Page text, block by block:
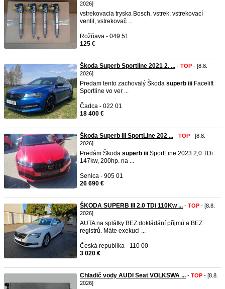
2026]
vstrekovacia tryska Bosch, vstrek, vstrekovací
ventil, vstrekovač ...
Rožňava - 049 51
125 €
Škoda Superb Sportline 2021 2. ... - TOP - [8.8.
2026]
Predam tento zachovalý Škoda superb iii Facelift
Sportline vo ver ...
Čadca - 022 01
18 400 €
Škoda Superb III SportLine 202 ... - TOP - [8.8.
2026]
Predám Škoda superb iii SportLine 2023 2,0 TDi
147kw, 200hp. na ...
Senica - 905 01
26 690 €
ŠKODA SUPERB III 2.0 TDi 110Kw ... - TOP - [8.8.
2026]
AUTA na splátky BEZ dokládání příjmů a BEZ
registrů. Máte exekuci ...
Česká republika - 110 00
3 020 €
Chladič vody AUDI Seat VOLKSWA ... - TOP - [8.8.
2026]